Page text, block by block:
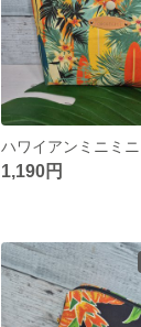
1,190円